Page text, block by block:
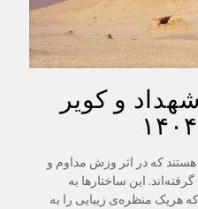
و کویر
که در اثر وزش مداوم و
این ساختارها به
هریک منظره‌ی زیبایی را به